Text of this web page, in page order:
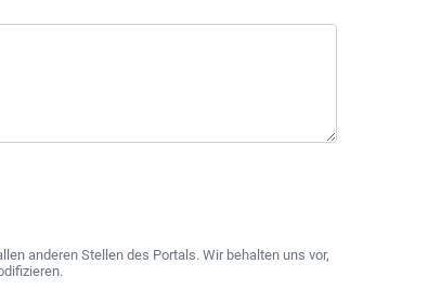
anderen Stellen des Portals. Wir behalten uns vor,